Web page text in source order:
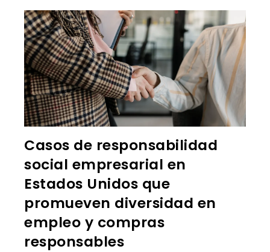
Casos de responsabilidad
social empresarial en
Estados Unidos que
promueven diversidad en
empleo y compras
responsables